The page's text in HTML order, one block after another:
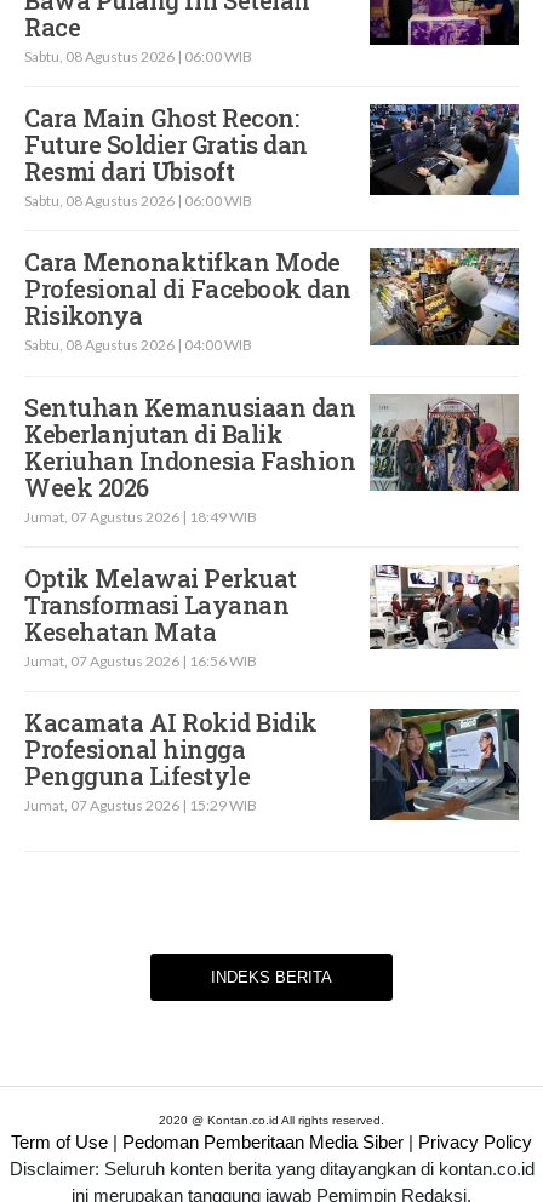
Race
Sabtu, 08 Agustus 2026 | 06:00 WIB
Cara Main Ghost Recon:
Future Soldier Gratis dan
Resmi dari Ubisoft
Sabtu, 08 Agustus 2026 | 06:00 WIB
Cara Menonaktifkan Mode
Profesional di Facebook dan
Risikonya
Sabtu, 08 Agustus 2026 | 04:00 WIB
Sentuhan Kemanusiaan dan
Keberlanjutan di Balik
Keriuhan Indonesia Fashion
Week 2026
Jumat, 07 Agustus 2026 | 18:49 WIB
Optik Melawai Perkuat
Transformasi Layanan
Kesehatan Mata
Jumat, 07 Agustus 2026 | 16:56 WIB
Kacamata AI Rokid Bidik
Profesional hingga
Pengguna Lifestyle
Jumat, 07 Agustus 2026 | 15:29 WIB
INDEKS BERITA
2020 @ Kontan.co.id All rights reserved.
Term of Use | Pedoman Pemberitaan Media Siber | Privacy Policy
Disclaimer: Seluruh konten berita yang ditayangkan di kontan.co.id
ini merupakan tanggung jawab Pemimpin Redaksi.